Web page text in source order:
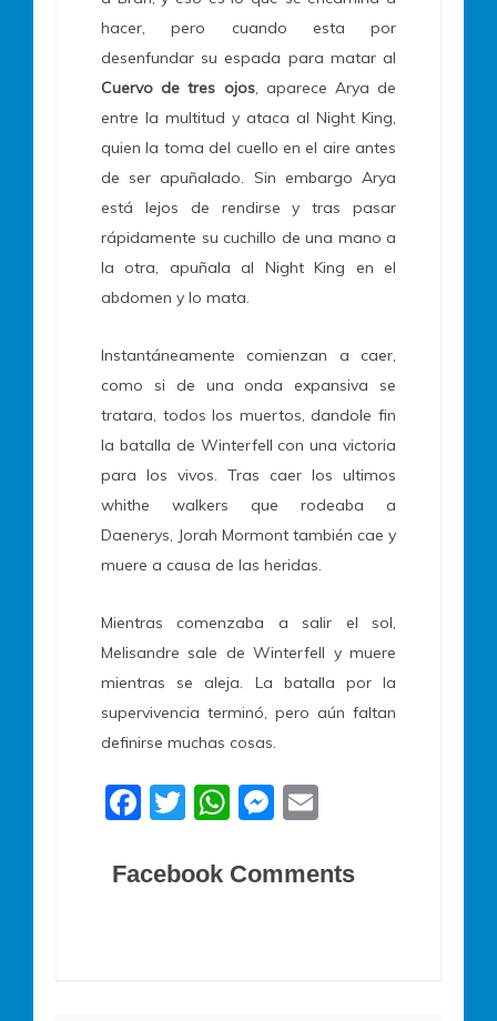
hacer, pero cuando esta por
desenfundar su espada para matar al
Cuervo de tres ojos, aparece Arya de
entre la multitud y ataca al Night King,
quien la toma del cuello en el aire antes
de ser apuñalado. Sin embargo Arya
está lejos de rendirse y tras pasar
rápidamente su cuchillo de una mano a
la otra, apuñala al Night King en el
abdomen y lo mata.
Instantáneamente comienzan a caer,
como si de una onda expansiva se
tratara, todos los muertos, dandole fin
la batalla de Winterfell con una victoria
para los vivos. Tras caer los ultimos
whithe walkers que rodeaba a
Daenerys, Jorah Mormont también cae y
muere a causa de las heridas.
Mientras comenzaba a salir el sol,
Melisandre sale de Winterfell y muere
mientras se aleja. La batalla por la
supervivencia terminó, pero aún faltan
definirse muchas cosas.
F
c
T
itt
W
at
M
ss ai
Facebook Comments